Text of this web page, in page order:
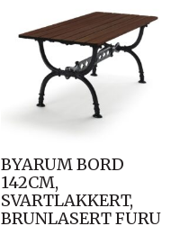
BYARUM BORD
142CM,
SVARTLAKKERT,
BRUNLASERT FURU